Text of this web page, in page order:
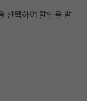
선택하여 할인을 받